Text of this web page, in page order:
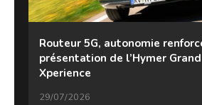
Routeur 5G, autonomie
présentation de l’Hymer
Xperience
29/07/2026